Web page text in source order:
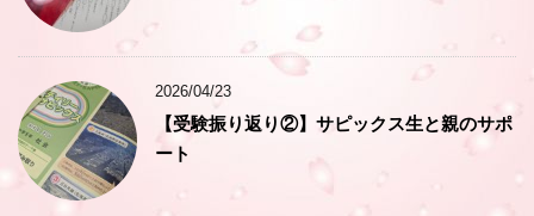
2026/04/23
【受験振り返り②】サピックス生と親のサポ
ート